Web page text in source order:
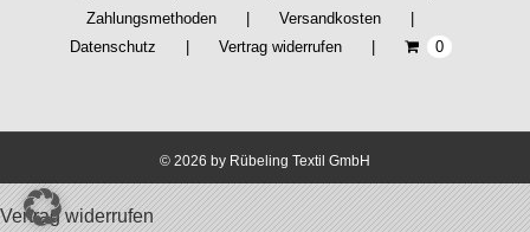
Zahlungsmethoden
Versandkosten
Datenschutz
Vertrag widerrufen 0
© 2026 by Rübeling Textil GmbH
Vertrag widerrufen